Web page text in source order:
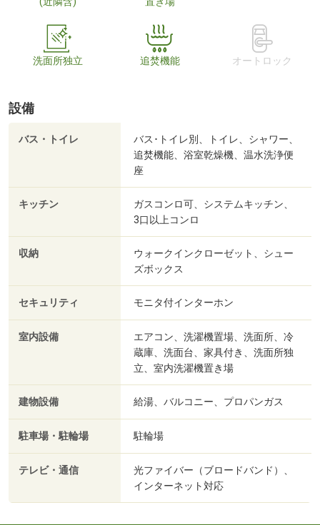
洗面所独立 追焚機能 オートロック
設備
バス・トイレ
バス･トイレ別、トイレ、シャワー、
追焚機能、浴室乾燥機、温水洗浄便
座
キッチン
ガスコンロ可、システムキッチン、
3口以上コンロ
収納
ウォークインクローゼット、シュー
ズボックス
セキュリティ モニタ付インターホン
室内設備
エアコン、洗濯機置場、洗面所、冷
蔵庫、洗面台、家具付き、洗面所独
立、室内洗濯機置き場
建物設備 給湯、バルコニー、プロパンガス
駐車場・駐輪場 駐輪場
テレビ・通信
光ファイバー（ブロードバンド）、
インターネット対応